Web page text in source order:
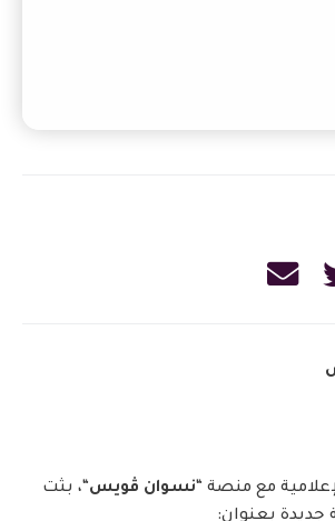
مع منصة “نسوان ڤويس“، بثت
جديدة بعنوان: